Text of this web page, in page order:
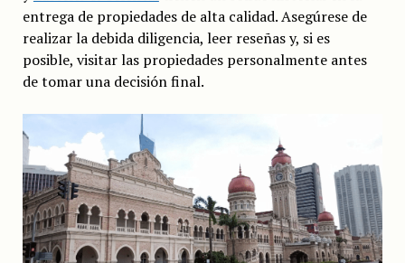
entrega de propiedades de alta calidad. Asegúrese de
realizar la debida diligencia, leer reseñas y, si es
posible, visitar las propiedades personalmente antes
de tomar una decisión final.